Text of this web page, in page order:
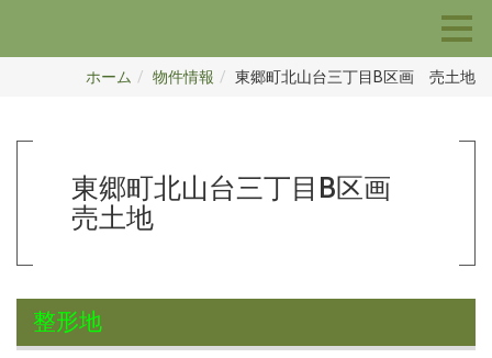
ホーム 物件情報 東郷町北山台三丁目B区画 売土地
東郷町北山台三丁目B区画
売土地
整形地